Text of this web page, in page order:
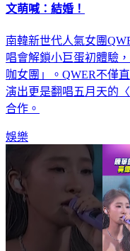
文萌喊：結婚！
南韓新世代人氣女團
唱會解鎖小巨蛋初體驗
咖女團」。QWER不僅
演出更是翻唱五月天的
合作。
娛樂